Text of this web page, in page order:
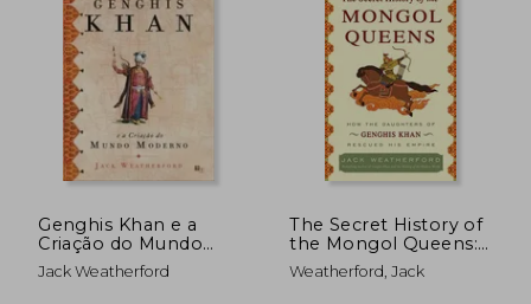
5%
dcto.
Genghis Khan e a
Criação do Mundo
Moderno
Jack Weatherford
The Secret History of
the Mongol Queens:
How the Daughters
of Genghis Khan
Weatherford, Jack